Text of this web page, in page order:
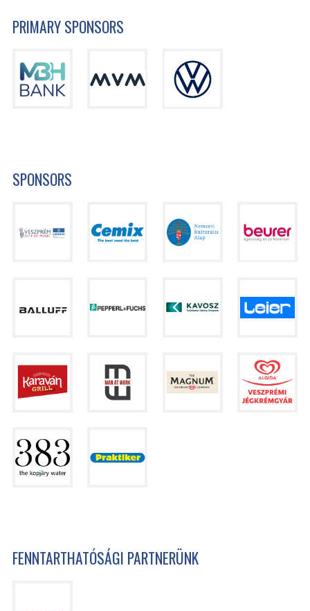
PRIMARY SPONSORS
SPONSORS
FENNTARTHATÓSÁGI PARTNERÜNK